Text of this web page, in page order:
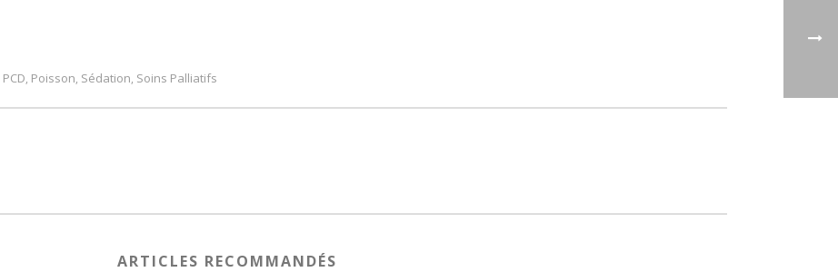
PCD, Poisson, Sédation, Soins Palliatifs
ARTICLES RECOMMANDÉS